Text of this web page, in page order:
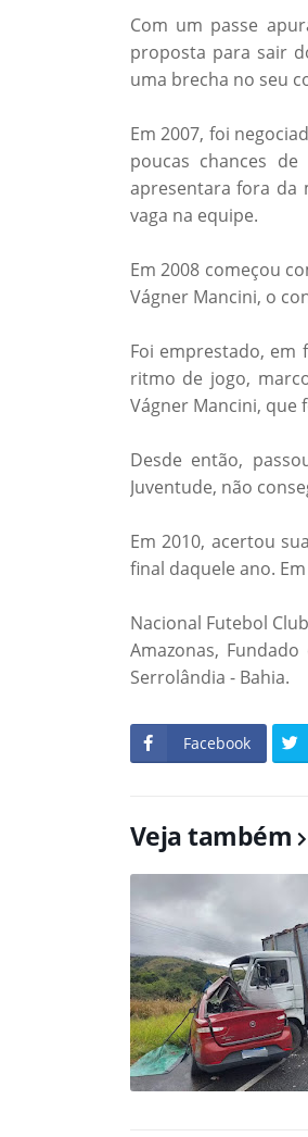
Com um passe
proposta para sair
uma brecha no seu
Em 2007, foi
poucas chances
apresentara fora da
vaga na equipe.
Em 2008 começou
Vágner Mancini, o
Foi emprestado, em
ritmo de jogo,
Vágner Mancini, que
Desde então,
Juventude, não
Em 2010, acertou
final daquele ano.
Nacional Futebol
Amazonas,
Serrolândia - Bahia.
Facebook
Veja também